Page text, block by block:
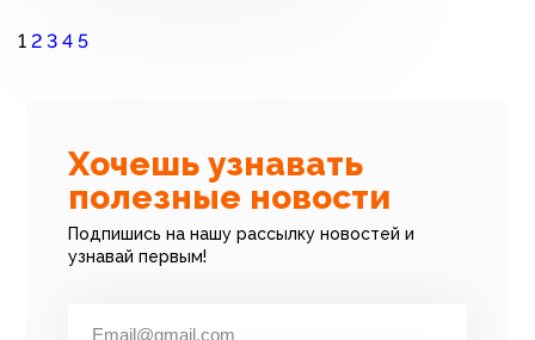
1 2 3 4 5
Хочешь узнавать
полезные новости
Подпишись на нашу рассылку новостей и
узнавай первым!